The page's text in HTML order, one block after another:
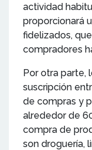
actividad
proporcionará
fidelizados,
compradores
Por otra parte,
suscripción
de compras y
alrededor de
compra de
son droguería,